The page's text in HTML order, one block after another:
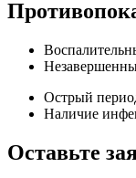
Острый
Наличие
Оставьте